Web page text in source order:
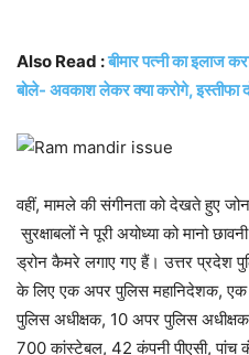
Also Read :बीमार पत्नी का इलाज
बोले- अवकाश लेकर क्या करोगे, इस्तीफा
वहीं, मामले की संगीनता को देखते हुए
सुरक्षाबलों ने पूरी अयोध्या को मानो
ड्रोन कैमरे लगाए गए हैं। उत्तर प्रदेश
के लिए एक अपर पुलिस महानिदेशक, एक
पुलिस अधीक्षक, 10 अपर पुलिस
700 कांस्टेबल, 42 कंपनी पीएसी,